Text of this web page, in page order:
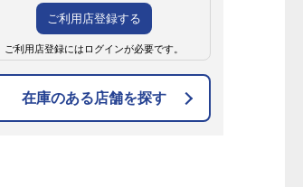
ご利用店登録する
ご利用店登録にはログインが必要です。
在庫のある店舗を探す